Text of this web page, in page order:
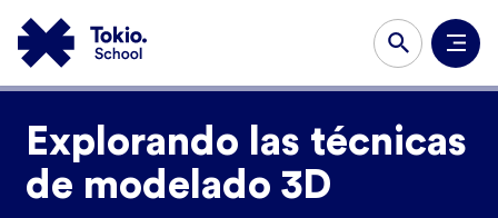
Explorando las técnicas
de modelado 3D